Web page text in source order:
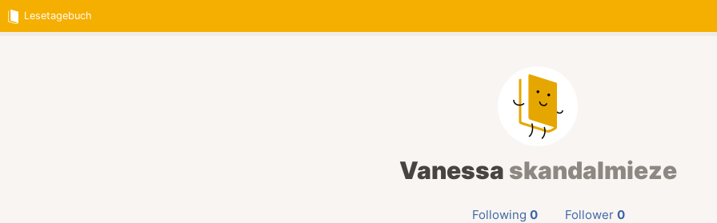
Lesetagebuch
Vanessa skandalmieze
Following 0 Follower 0